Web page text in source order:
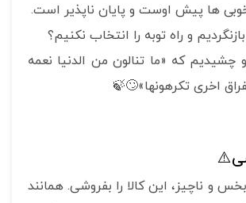
ها پیش اوست و پایان ناپذیر است.
و راه توبه را انتخاب نکنیم؟
که «ما تنالون من الدنیا نعمه
اخری تکرهونها»🙄🍃
و ناچیز، این کالا را بفروشی. همانند